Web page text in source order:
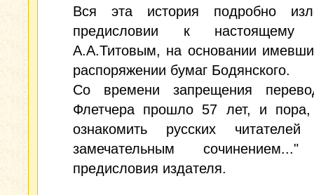
Вся эта история подробно
предисловии к настоящему
А.А.Титовым, на основании
распоряжении бумаг Бодянского.
Со времени запрещения
Флетчера прошло 57 лет, и пора,
ознакомить русских
замечательным
предисловия издателя.